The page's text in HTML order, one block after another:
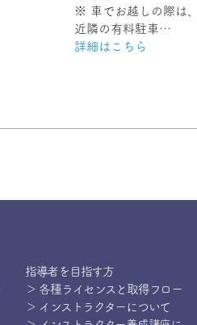
※ 車でお越しの際は、
近隣の有料駐車…
詳細はこちら
指導者を目指す方
＞ 各種ライセンスと取得フロー
＞ インストラクターについて